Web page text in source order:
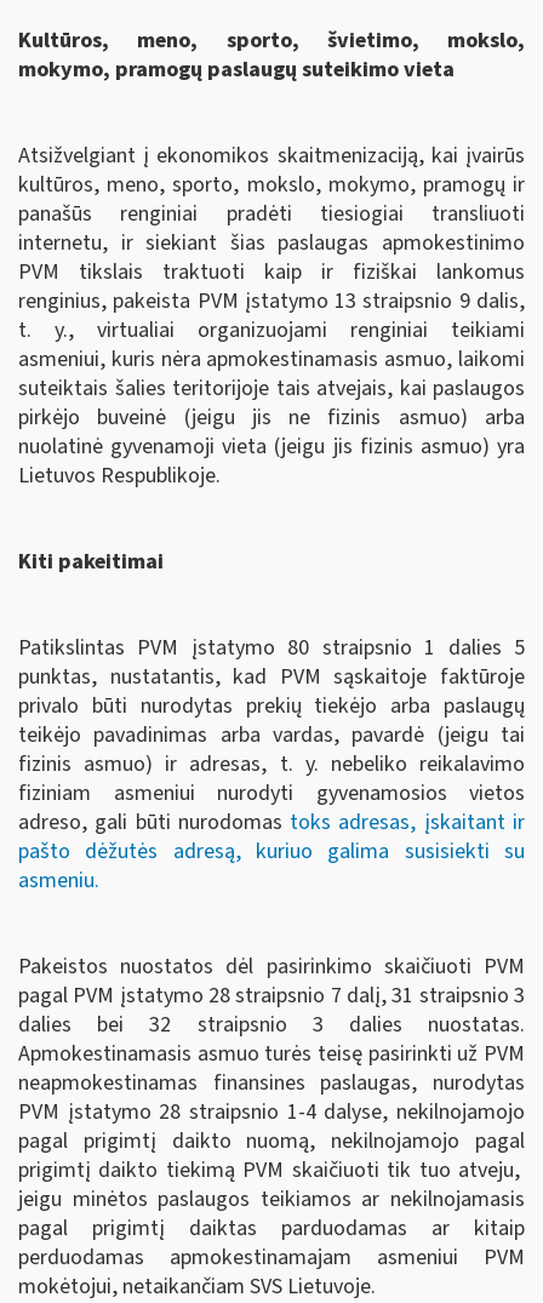
Kultūros, meno, sporto, švietimo, mokslo,
mokymo, pramogų paslaugų suteikimo vieta
Atsižvelgiant į ekonomikos skaitmenizaciją, kai įvairūs
kultūros, meno, sporto, mokslo, mokymo, pramogų ir
panašūs renginiai pradėti tiesiogiai transliuoti
internetu, ir siekiant šias paslaugas apmokestinimo
PVM tikslais traktuoti kaip ir fiziškai lankomus
renginius, pakeista PVM įstatymo 13 straipsnio 9 dalis,
t. y., virtualiai organizuojami renginiai teikiami
asmeniui, kuris nėra apmokestinamasis asmuo, laikomi
suteiktais šalies teritorijoje tais atvejais, kai paslaugos
pirkėjo buveinė (jeigu jis ne fizinis asmuo) arba
nuolatinė gyvenamoji vieta (jeigu jis fizinis asmuo) yra
Lietuvos Respublikoje.
Kiti pakeitimai
Patikslintas PVM įstatymo 80 straipsnio 1 dalies 5
punktas, nustatantis, kad PVM sąskaitoje faktūroje
privalo būti nurodytas prekių tiekėjo arba paslaugų
teikėjo pavadinimas arba vardas, pavardė (jeigu tai
fizinis asmuo) ir adresas, t. y. nebeliko reikalavimo
fiziniam asmeniui nurodyti gyvenamosios vietos
adreso, gali būti nurodomas toks adresas, įskaitant ir
pašto dėžutės adresą, kuriuo galima susisiekti su
asmeniu.
Pakeistos nuostatos dėl pasirinkimo skaičiuoti PVM
pagal PVM įstatymo 28 straipsnio 7 dalį, 31 straipsnio 3
dalies bei 32 straipsnio 3 dalies nuostatas.
Apmokestinamasis asmuo turės teisę pasirinkti už PVM
neapmokestinamas finansines paslaugas, nurodytas
PVM įstatymo 28 straipsnio 1-4 dalyse, nekilnojamojo
pagal prigimtį daikto nuomą, nekilnojamojo pagal
prigimtį daikto tiekimą PVM skaičiuoti tik tuo atveju,
jeigu minėtos paslaugos teikiamos ar nekilnojamasis
pagal prigimtį daiktas parduodamas ar kitaip
perduodamas apmokestinamajam asmeniui PVM
mokėtojui, netaikančiam SVS Lietuvoje.